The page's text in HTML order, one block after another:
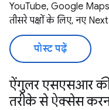
YouTube, Google
तीसरे पक्षों के लिए, नए
पोस्ट पढ़ें
ऐंगुलर एसएसआर की
तरीके से ऐक्सेस